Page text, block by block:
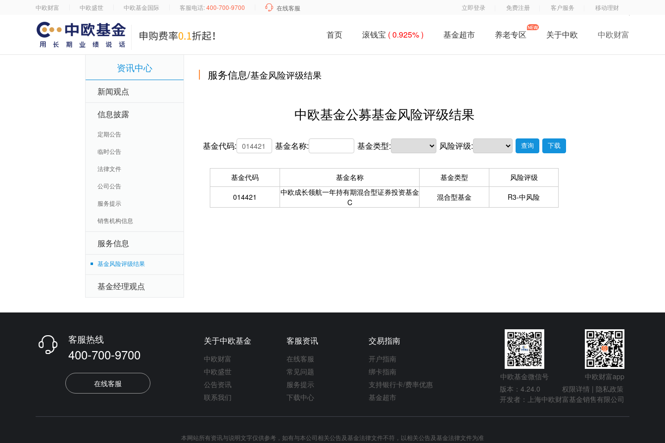
中欧财富 中欧盛世 中欧基金国际 客服电话:400-700-9700  在线客服 立即登录 免费注册 客户服务 移动理财
首页 滚钱宝 ( 0.925% ) 基金超市 养老专区 关于中欧 中欧财富
资讯中心
新闻观点
信息披露
定期公告
临时公告
法律文件
公司公告
服务提示
销售机构信息
服务信息
基金风险评级结果
基金经理观点
服务信息/基金风险评级结果
中欧基金公募基金风险评级结果
基金代码: 基金名称: 基金类型: 风险评级: 查询 下载
基金代码 基金名称 基金类型
风险评级
014421
中欧成长领航一年持有期混合型证券投资基金
C
混合型基金 R3-中风险
 客服热线
400-700-9700
在线客服
关于中欧基金
中欧财富
中欧盛世
公告资讯
联系我们
客服资讯
在线客服
常见问题
服务提示
下载中心
交易指南
开户指南
绑卡指南
支持银行卡/费率优惠
基金超市
中欧基金微信号
版本：4.24.0
权限详情 | 隐私政策
开发者：上海中欧财富基金销售有限公司
中欧财富app
本网站所有资讯与说明文字仅供参考，如有与本公司相关公告及基金法律文件不符，以相关公告及基金法律文件为准